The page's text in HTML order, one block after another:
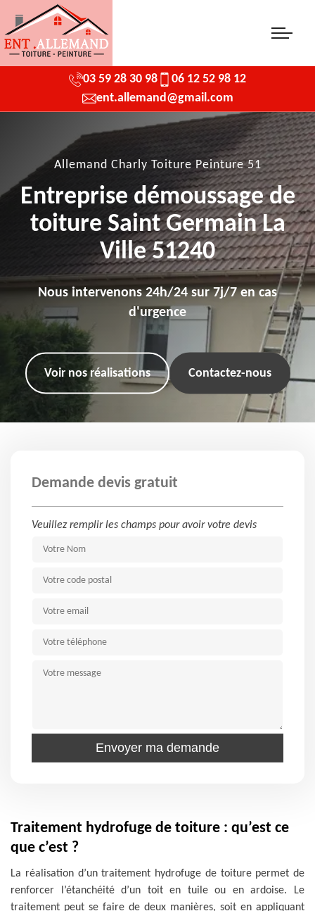
03 59 28 30 98
06 12 52 98 12
ent.allemand@gmail.com
Allemand Charly Toiture Peinture 51
Entreprise démoussage de
toiture Saint Germain La
Ville 51240
Nous intervenons 24h/24 sur 7j/7 en cas
d'urgence
Voir nos réalisations Contactez-nous
Demande devis gratuit
Veuillez remplir les champs pour avoir votre devis
Traitement hydrofuge de toiture : qu’est ce
que c’est ?
La réalisation d’un traitement hydrofuge de toiture permet de
renforcer l’étanchéité d’un toit en tuile ou en ardoise. Le
traitement peut se faire de deux manières, soit en appliquant